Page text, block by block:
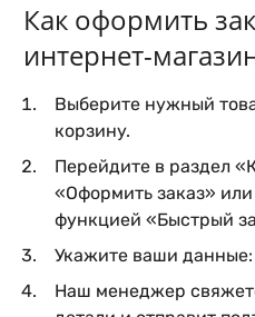
Как оформить
интернет-
Выберите нужный
корзину.
Перейдите в раздел
«Оформить заказ» или
функцией «Быстрый
Укажите ваши
Наш менеджер